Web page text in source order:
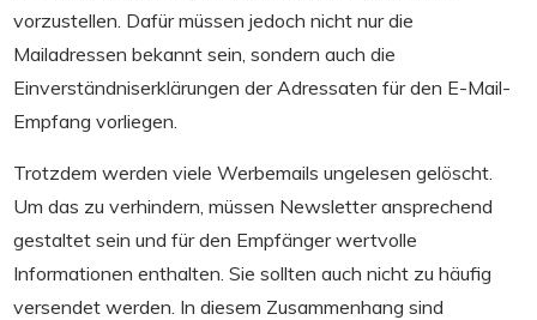
vorzustellen. Dafür müssen jedoch nicht nur die
Mailadressen bekannt sein, sondern auch die
Einverständniserklärungen der Adressaten für den E-Mail-
Empfang vorliegen.
Trotzdem werden viele Werbemails ungelesen gelöscht.
Um das zu verhindern, müssen Newsletter ansprechend
gestaltet sein und für den Empfänger wertvolle
Informationen enthalten. Sie sollten auch nicht zu häufig
versendet werden. In diesem Zusammenhang sind